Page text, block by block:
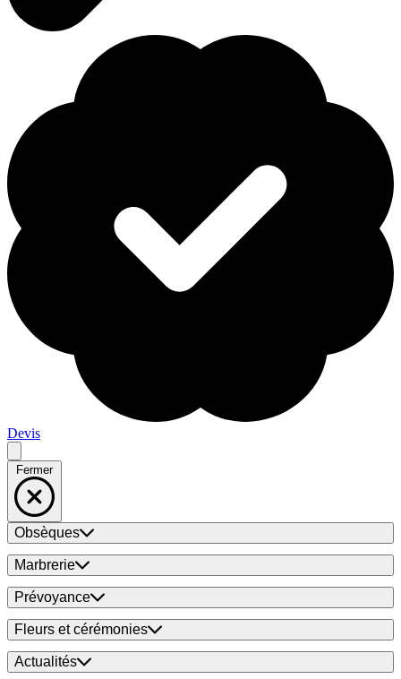
Devis
Fermer
Obsèques
Marbrerie
Prévoyance
Fleurs et cérémonies
Actualités